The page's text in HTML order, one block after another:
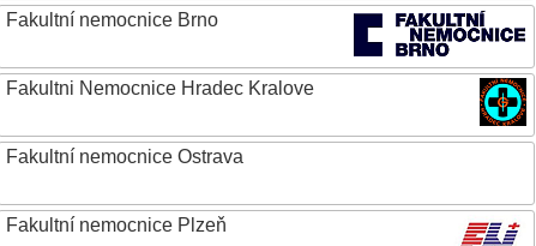
Fakultní nemocnice Brno
Fakultni Nemocnice Hradec Kralove
Fakultní nemocnice Ostrava
Fakultní nemocnice Plzeň